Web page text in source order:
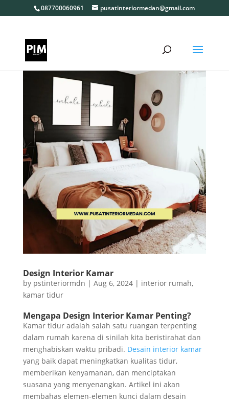
087700060961 pusatinteriormedan@gmail.com
Design Interior Kamar
by pstinteriormdn | Aug 6, 2024| interior rumah,
kamar tidur
Mengapa Design Interior Kamar Penting?
Kamar tidur adalah salah satu ruangan terpenting
dalam rumah karena di sinilah kita beristirahat dan
menghabiskan waktu pribadi. Desain interior kamar
yang baik dapat meningkatkan kualitas tidur,
memberikan kenyamanan, dan menciptakan
suasana yang menyenangkan. Artikel ini akan
membahas elemen-elemen kunci dalam desain